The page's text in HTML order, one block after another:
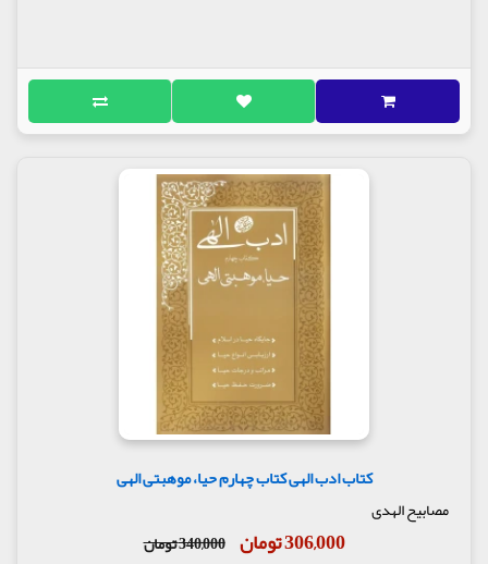
کتاب ادب الهی کتاب چهارم حیا، موهبتی الهی
مصابیح الهدی
306,000 تومان 340,000 تومان